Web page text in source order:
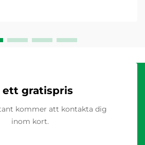
ett gratispris
kommer att kontakta dig
inom kort.